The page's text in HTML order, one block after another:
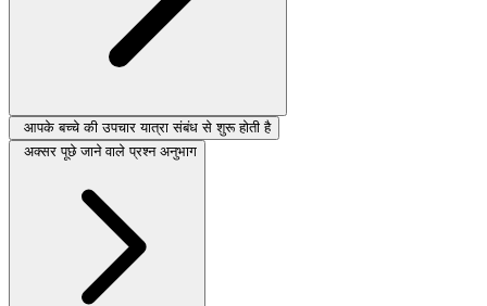
आपके बच्चे की उपचार यात्रा संबंध से शुरू होती है
अक्सर पूछे जाने वाले प्रश्न अनुभाग